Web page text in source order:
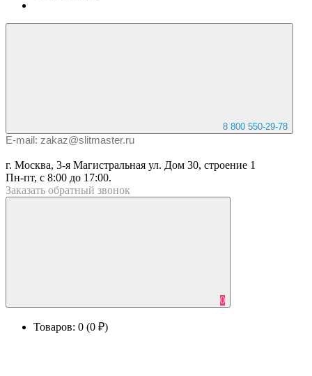
8 800 550-29-78
E-mail: zakaz@slitmaster.ru
г. Москва, 3-я Магистральная ул. Дом 30, строение 1
Пн-пт, с 8:00 до 17:00.
Заказать обратный звонок
0
Товаров: 0 (0 ₽)